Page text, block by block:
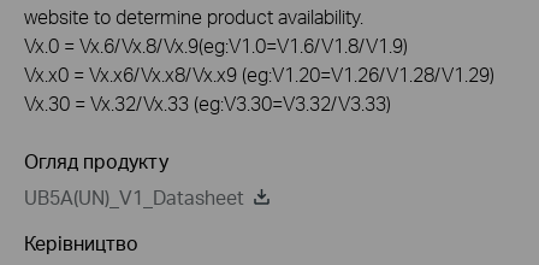
website to determine product availability.
Vx.0 = Vx.6/Vx.8/Vx.9(eg:V1.0=V1.6/V1.8/V1.9)
Vx.x0 = Vx.x6/Vx.x8/Vx.x9 (eg:V1.20=V1.26/V1.28/V1.29)
Vx.30 = Vx.32/Vx.33 (eg:V3.30=V3.32/V3.33)
Огляд продукту
UB5A(UN)_V1_Datasheet
Керівництво